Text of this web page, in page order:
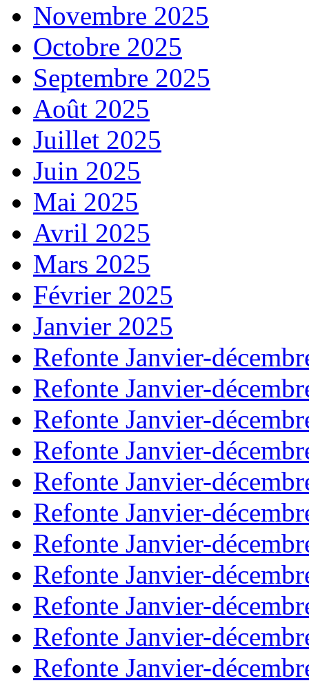
Novembre 2025
Octobre 2025
Septembre 2025
Août 2025
Juillet 2025
Juin 2025
Mai 2025
Avril 2025
Mars 2025
Février 2025
Janvier 2025
Refonte Janvier-
Refonte Janvier-
Refonte Janvier-
Refonte Janvier-
Refonte Janvier-
Refonte Janvier-
Refonte Janvier-
Refonte Janvier-
Refonte Janvier-
Refonte Janvier-
Refonte Janvier-